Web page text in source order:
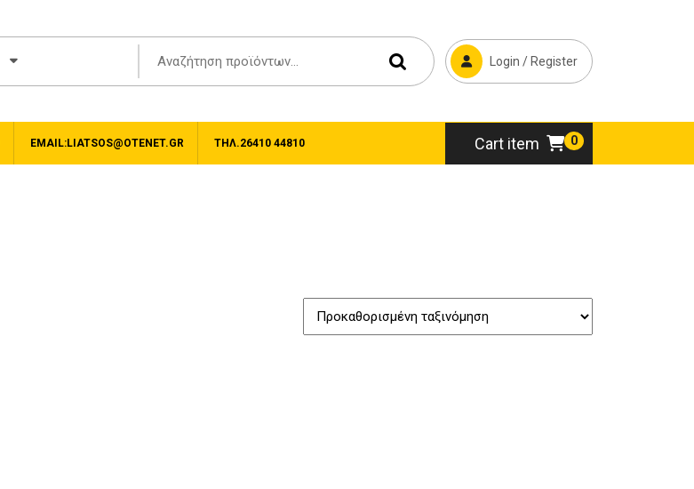
Login / Register
EMAIL:LIATSOS@OTENET.GR ΤΗΛ.26410 44810 Cart item 0